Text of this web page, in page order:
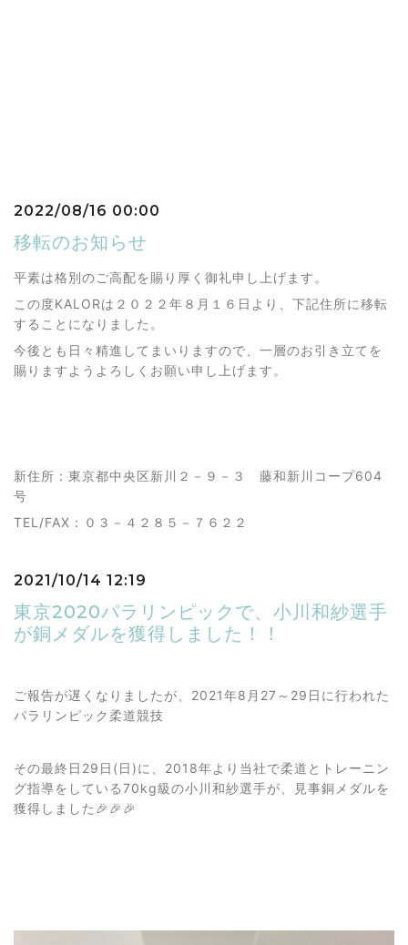
2022/08/16 00:00
移転のお知らせ
平素は格別のご高配を賜り厚く御礼申し上げます。
この度KALORは２０２２年８月１６日より、下記住所に移転
することになりました。
今後とも日々精進してまいりますので、一層のお引き立てを
賜りますようよろしくお願い申し上げます。
新住所：東京都中央区新川２－９－３ 藤和新川コープ604
号
TEL/FAX：０３－４２８５－７６２２
2021/10/14 12:19
東京2020パラリンピックで、小川和紗選手
が銅メダルを獲得しました！！
ご報告が遅くなりましたが、2021年8月27～29日に行われた
パラリンピック柔道競技
その最終日29日(日)に、2018年より当社で柔道とトレーニン
グ指導をしている70kg級の小川和紗選手が、見事銅メダルを
獲得しました🎉🎉🎉